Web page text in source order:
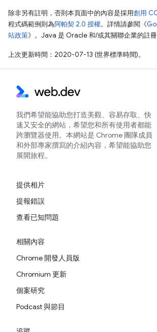
除非另有註明，否則本頁面中的內容是採用創用
程式碼範例則為阿帕契 2.0 授權。詳情請參閱《
站政策》。Java 是 Oracle 和/或其關聯企業的註冊
上次更新時間：2020-07-13 (世界標準時間)。
我們希望能協助您打造美觀、容易存取、快
速又安全的網站，希望您和所有使用者都能
跨瀏覽器使用。本網站是 Chrome 團隊成員
和外部專家撰寫的介紹內容，希望能協助您
展開旅程。
提供相片
提報錯誤
查看已知問題
相關內容
Chrome 開發人員版
Chromium 更新
個案研究
Podcast 與節目